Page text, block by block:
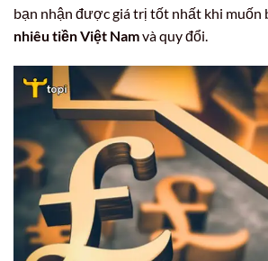
bạn nhận được giá trị tốt nhất khi muốn
nhiêu tiền Việt Namvà quy đổi.